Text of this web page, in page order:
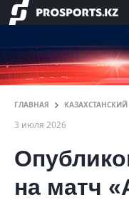
ГЛАВНАЯ
3 июля 2026
на матч